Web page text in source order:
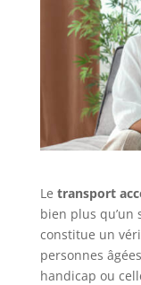
Le transport
bien plus qu’un
constitue un
personnes
handicap ou